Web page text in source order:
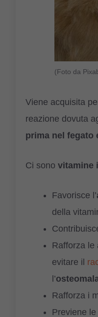
(Foto da
Viene acquisita
reazione dovuta
prima nel fegato
Ci sono vitamine
Favorisce l’
della
Rafforza le
evitare il
l’
Rafforza i
Previene le